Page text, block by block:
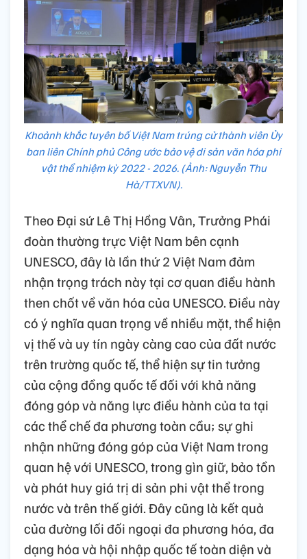
Khoảnh khắc tuyên bố Việt Nam trúng cử thành viên Ủy
ban liên Chính phủ Công ước bảo vệ di sản văn hóa phi
vật thể nhiệm kỳ 2022 - 2026. (Ảnh: Nguyễn Thu
Hà/TTXVN).
Theo Đại sứ Lê Thị Hồng Vân, Trưởng Phái
đoàn thường trực Việt Nam bên cạnh
UNESCO, đây là lần thứ 2 Việt Nam đảm
nhận trọng trách này tại cơ quan điều hành
then chốt về văn hóa của UNESCO. Điều này
có ý nghĩa quan trọng về nhiều mặt, thể hiện
vị thế và uy tín ngày càng cao của đất nước
trên trường quốc tế, thể hiện sự tin tưởng
của cộng đồng quốc tế đối với khả năng
đóng góp và năng lực điều hành của ta tại
các thể chế đa phương toàn cầu; sự ghi
nhận những đóng góp của Việt Nam trong
quan hệ với UNESCO, trong gìn giữ, bảo tồn
và phát huy giá trị di sản phi vật thể trong
nước và trên thế giới. Đây cũng là kết quả
của đường lối đối ngoại đa phương hóa, đa
dạng hóa và hội nhập quốc tế toàn diện và